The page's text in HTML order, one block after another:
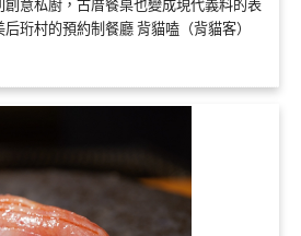
意私廚，古厝餐桌也變成現代義料的表
珩村的預約制餐廳 背貓嗑（背貓客）